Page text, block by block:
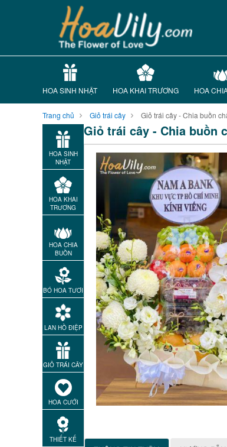
HOA SINH NHẬT HOA KHAI TRƯƠNG HOA
Trang chủ Giỏ trái cây Giỏ trái cây - Chia buồn
HOA SINH
NHẬT
HOA KHAI
TRƯƠNG
HOA CHIA
BUỒN
BÓ HOA TƯƠI
LAN HỒ ĐIỆP
GIỎ TRÁI CÂY
HOA CƯỚI
THIẾT KẾ
Giỏ trái cây - Chia buồn